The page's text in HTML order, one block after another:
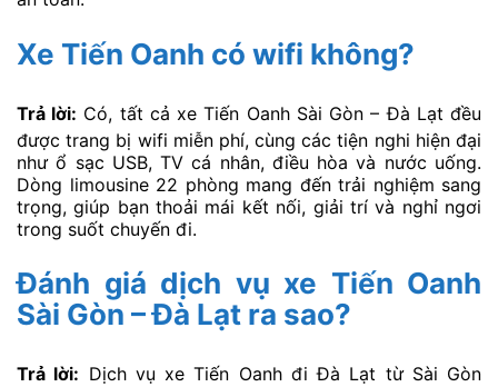
Xe Tiến Oanh có wifi không?
Trả lời: Có, tất cả xe Tiến Oanh Sài Gòn – Đà Lạt đều
được trang bị wifi miễn phí, cùng các tiện nghi hiện đại
như ổ sạc USB, TV cá nhân, điều hòa và nước uống.
Dòng limousine 22 phòng mang đến trải nghiệm sang
trọng, giúp bạn thoải mái kết nối, giải trí và nghỉ ngơi
trong suốt chuyến đi.
Đánh giá dịch vụ xe Tiến Oanh
Sài Gòn – Đà Lạt ra sao?
Trả lời: Dịch vụ xe Tiến Oanh đi Đà Lạt từ Sài Gòn